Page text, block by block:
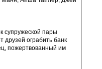
супружеской пары
друзей ограбить банк
пожертвованный им